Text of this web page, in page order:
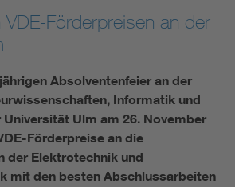
VDE-Förderpreisen an der
Absolventenfeier an der
Informatik und
Ulm am 26. November
Förderpreise an die
der Elektrotechnik und
mit den besten Abschlussarbeiten